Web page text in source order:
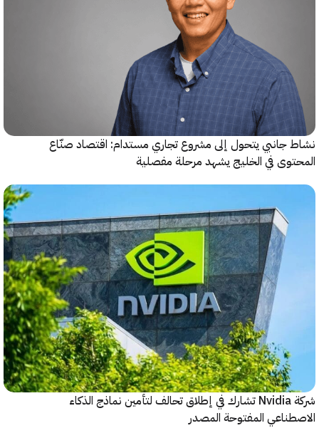
جانبي يتحول إلى مشروع تجاري مستدام: اقتصاد صنّاع
في الخليج يشهد مرحلة مفصلية
شركة Nvidia تشارك في إطلاق تحالف لتأمين نماذج الذكاء
المفتوحة المصدر